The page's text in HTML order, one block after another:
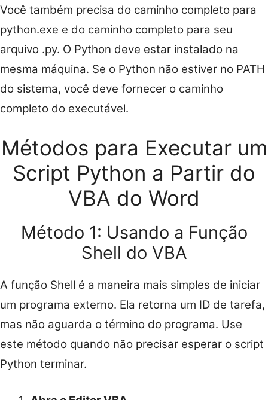
Você também precisa do caminho completo para
python.exe e do caminho completo para seu
arquivo .py. O Python deve estar instalado na
mesma máquina. Se o Python não estiver no PATH
do sistema, você deve fornecer o caminho
completo do executável.
Métodos para Executar um
Script Python a Partir do
VBA do Word
Método 1: Usando a Função
Shell do VBA
A função Shell é a maneira mais simples de iniciar
um programa externo. Ela retorna um ID de tarefa,
mas não aguarda o término do programa. Use
este método quando não precisar esperar o script
Python terminar.